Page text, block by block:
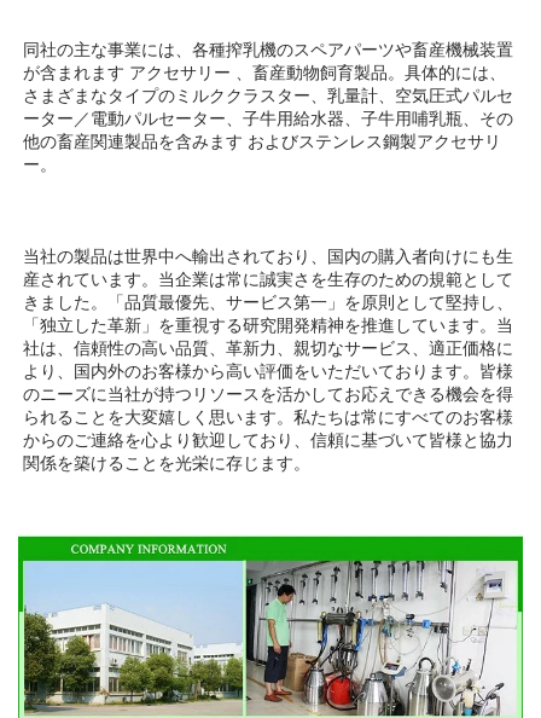
同社の主な事業には、各種搾乳機のスペアパーツや畜産機械装置
が含まれます アクセサリー 、畜産動物飼育製品。具体的には、
さまざまなタイプのミルククラスター、乳量計、空気圧式パルセ
ーター／電動パルセーター、子牛用給水器、子牛用哺乳瓶、その
他の畜産関連製品を含みます およびステンレス鋼製アクセサリ
ー。
当社の製品は世界中へ輸出されており、国内の購入者向けにも生
産されています。当企業は常に誠実さを生存のための規範として
きました。「品質最優先、サービス第一」を原則として堅持し、
「独立した革新」を重視する研究開発精神を推進しています。当
社は、信頼性の高い品質、革新力、親切なサービス、適正価格に
より、国内外のお客様から高い評価をいただいております。皆様
のニーズに当社が持つリソースを活かしてお応えできる機会を得
られることを大変嬉しく思います。私たちは常にすべてのお客様
からのご連絡を心より歓迎しており、信頼に基づいて皆様と協力
関係を築けることを光栄に存じます。